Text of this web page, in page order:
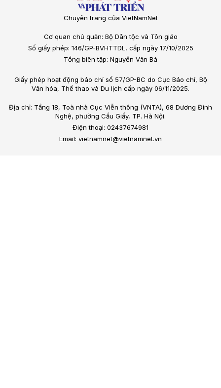
Chuyên trang của VietNamNet
Cơ quan chủ quản: Bộ Dân tộc và Tôn giáo
Số giấy phép: 146/GP-BVHTTDL, cấp ngày 17/10/2025
Tổng biên tập: Nguyễn Văn Bá
Giấy phép hoạt động báo chí số 57/GP-BC do Cục Báo chí, Bộ
Văn hóa, Thể thao và Du lịch cấp ngày 06/11/2025.
Địa chỉ: Tầng 18, Toà nhà Cục Viễn thông (VNTA), 68 Dương Đình
Nghệ, phường Cầu Giấy, TP. Hà Nội.
Điện thoại: 02437674981
Email: vietnamnet@vietnamnet.vn